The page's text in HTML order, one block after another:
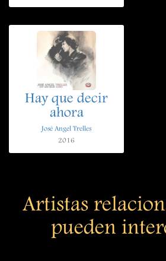
Hay que decir
ahora
José Angel Trelles
2016
Artistas
pueden